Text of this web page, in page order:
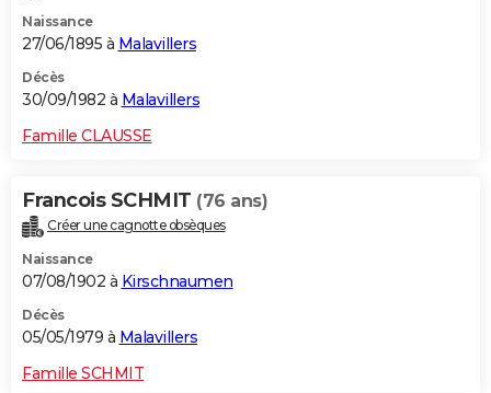
Naissance
27/06/1895 à Malavillers
Décès
30/09/1982 à Malavillers
Famille CLAUSSE
Francois SCHMIT (76 ans)
Créer une cagnotte obsèques
Naissance
07/08/1902 à Kirschnaumen
Décès
05/05/1979 à Malavillers
Famille SCHMIT